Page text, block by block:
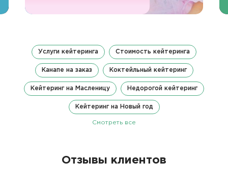
Услуги кейтеринга Стоимость кейтеринга
Канапе на заказ Коктейльный кейтеринг
Кейтеринг на Масленицу Недорогой кейтеринг
Кейтеринг на Новый год
Смотреть все
Отзывы клиентов